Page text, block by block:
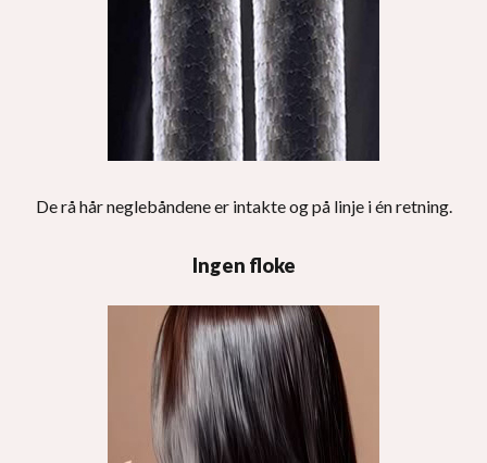
De rå hår neglebåndene er intakte og på linje i én retning.
Ingen floke